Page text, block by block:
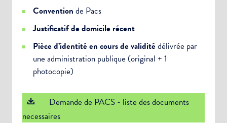
Convention de Pacs
Justificatif de domicile récent
Pièce d’identité en cours de validitédélivrée par
une administration publique (original + 1
photocopie)
Demande de PACS - liste des documents
necessaires